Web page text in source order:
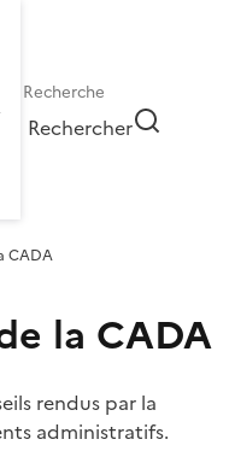
Rechercher
CADA
la CADA
rendus par la
administratifs.